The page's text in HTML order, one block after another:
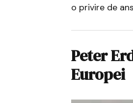
o privire de
Peter
Europei